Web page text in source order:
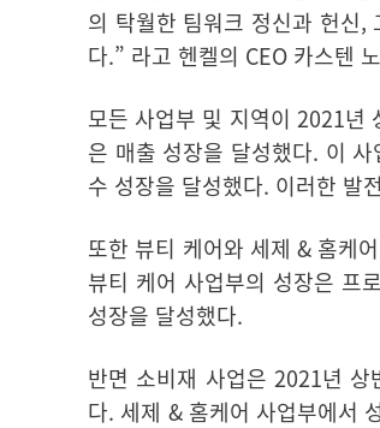
의 탁월한 팀워크 정신과 헌신,
다.” 라고 헨켈의 CEO 카스텐
모든 사업부 및 지역이 2021년
은 매출 성장을 달성했다. 이
수 성장을 달성했다. 이러한 발
또한 뷰티 케어와 세제& 홈케
뷰티 케어 사업부의 성장은 프
성장을 달성했다.
반면 소비재 사업은 2021년 상
다. 세제 & 홈케어 사업부에서